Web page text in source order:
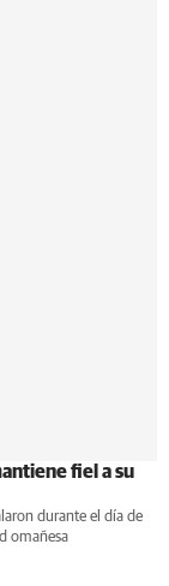
fiel a su
durante el día de
omañesa